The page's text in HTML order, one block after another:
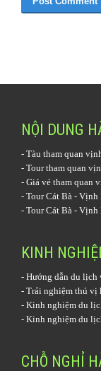
NỘI DUNG
- Tàu tham quan
- Tour tham quan
- Giá vé tham quan
- Tour Cát Bà - Vịnh
- Tour Cát Bà - Vịnh
KINH
- Hướng dẫn du lịch
- Trải nghiệm thú vị
- Kinh nghiệm du
- Kinh nghiệm du
CHỖ NGHỈ